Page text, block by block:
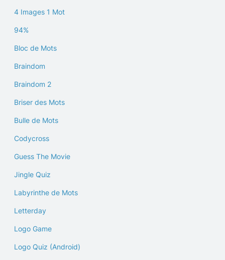
4 Images 1 Mot
94%
Bloc de Mots
Braindom
Braindom 2
Briser des Mots
Bulle de Mots
Codycross
Guess The Movie
Jingle Quiz
Labyrinthe de Mots
Letterday
Logo Game
Logo Quiz (Android)